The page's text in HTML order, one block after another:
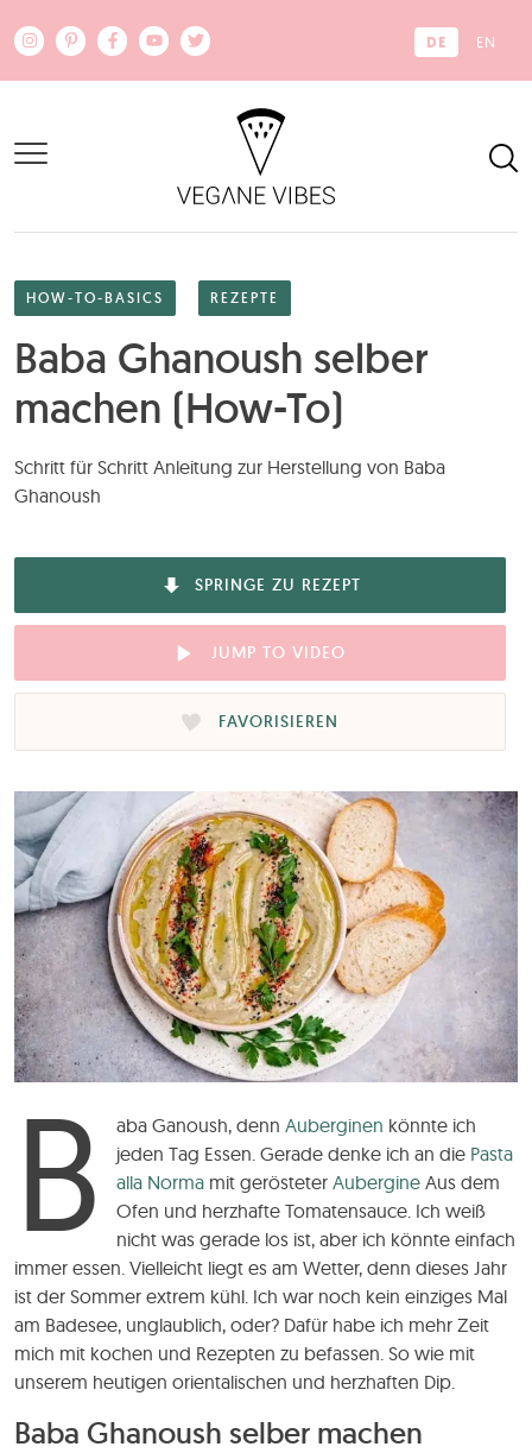
DE EN
HOW-TO-BASICS REZEPTE
Baba Ghanoush selber
machen (How-To)
Schritt für Schritt Anleitung zur Herstellung von Baba
Ghanoush
SPRINGE ZU REZEPT
JUMP TO VIDEO
FAVORISIEREN
B aba Ganoush, dennAuberginen könnte ich
jeden Tag Essen. Gerade denke ich an die Pasta
alla Norma mit gerösteterAubergine Aus dem
Ofen und herzhafte Tomatensauce. Ich weiß
nicht was gerade los ist, aber ich könnte einfach
immer essen. Vielleicht liegt es am Wetter, denn dieses Jahr
ist der Sommer extrem kühl. Ich war noch kein einziges Mal
am Badesee, unglaublich, oder? Dafür habe ich mehr Zeit
mich mit kochen und Rezepten zu befassen. So wie mit
unserem heutigen orientalischen und herzhaften Dip.
Baba Ghanoush selber machen